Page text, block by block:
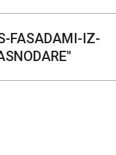
FASADAMI-IZ-